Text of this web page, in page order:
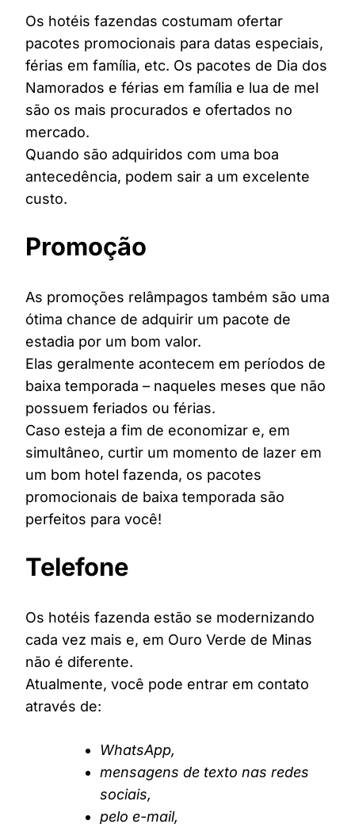
Os hotéis fazendas costumam ofertar
pacotes promocionais para datas especiais,
férias em família, etc. Os pacotes de Dia dos
Namorados e férias em família e lua de mel
são os mais procurados e ofertados no
mercado.
Quando são adquiridos com uma boa
antecedência, podem sair a um excelente
custo.
Promoção
As promoções relâmpagos também são uma
ótima chance de adquirir um pacote de
estadia por um bom valor.
Elas geralmente acontecem em períodos de
baixa temporada – naqueles meses que não
possuem feriados ou férias.
Caso esteja a fim de economizar e, em
simultâneo, curtir um momento de lazer em
um bom hotel fazenda, os pacotes
promocionais de baixa temporada são
perfeitos para você!
Telefone
Os hotéis fazenda estão se modernizando
cada vez mais e, em Ouro Verde de Minas
não é diferente.
Atualmente, você pode entrar em contato
através de:
WhatsApp,
mensagens de texto nas redes
sociais,
pelo e-mail,